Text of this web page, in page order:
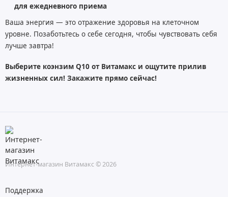
для ежедневного приема
Ваша энергия — это отражение здоровья на клеточном
уровне. Позаботьтесь о себе сегодня, чтобы чувствовать себя
лучше завтра!
Выберите коэнзим Q10 от Витамакс и ощутите прилив
жизненных сил! Закажите прямо сейчас!
Интернет-магазин Витамакс © 2026
Поддержка